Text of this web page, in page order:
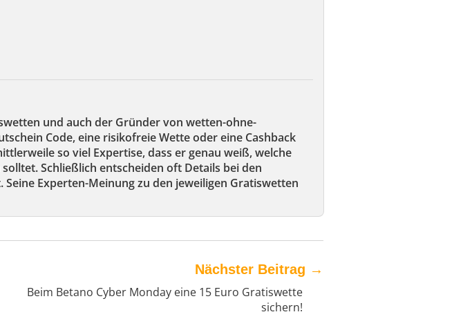
und auch der Gründer von wetten-ohne-
Code, eine risikofreie Wette oder eine Cashback
so viel Expertise, dass er genau weiß, welche
Schließlich entscheiden oft Details bei den
Experten-Meinung zu den jeweiligen Gratiswetten
Nächster Beitrag →
Beim Betano Cyber Monday eine 15 Euro Gratiswette
sichern!